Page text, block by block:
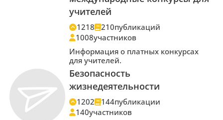
учителей
1218 210публикаций
1008участников
Информация о платных конкурсах
для учителей.
Безопасность
жизнедеятельности
1202 144публикации
140участников